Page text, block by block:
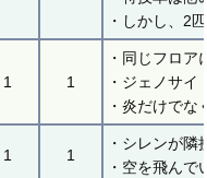
・しかし、2
1 1
・同じフロ
・ジェノサ
・炎だけで
1 1
・シレンが
・空を飛んで